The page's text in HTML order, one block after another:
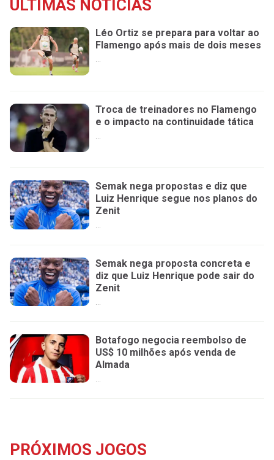
ÚLTIMAS NOTÍCIAS
Léo Ortiz se prepara para voltar ao
Flamengo após mais de dois meses
...
Troca de treinadores no Flamengo
e o impacto na continuidade tática
...
Semak nega propostas e diz que
Luiz Henrique segue nos planos do
Zenit
...
Semak nega proposta concreta e
diz que Luiz Henrique pode sair do
Zenit
Botafogo negocia reembolso de
US$ 10 milhões após venda de
Almada
...
PRÓXIMOS JOGOS